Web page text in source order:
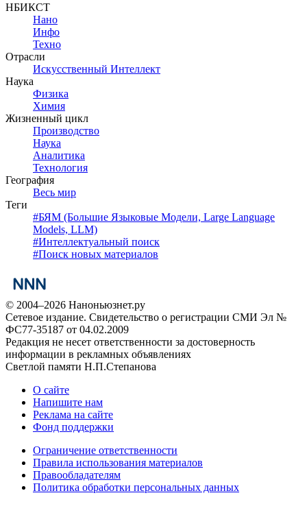
НБИКСТ
Нано
Инфо
Техно
Отрасли
Искусственный Интеллект
Наука
Физика
Химия
Жизненный цикл
Производство
Наука
Аналитика
Технология
География
Весь мир
Теги
#БЯМ (Большие Языковые Модели, Large Language
Models, LLM)
#Интеллектуальный поиск
#Поиск новых материалов
© 2004–2026 Наноньюзнет.ру
Сетевое издание. Свидетельство о регистрации СМИ Эл №
ФС77-35187 от 04.02.2009
Редакция не несет ответственности за достоверность
информации в рекламных объявлениях
Светлой памяти Н.П.Степанова
О сайте
Напишите нам
Реклама на сайте
Фонд поддержки
Ограничение ответственности
Правила использования материалов
Правообладателям
Политика обработки персональных данных